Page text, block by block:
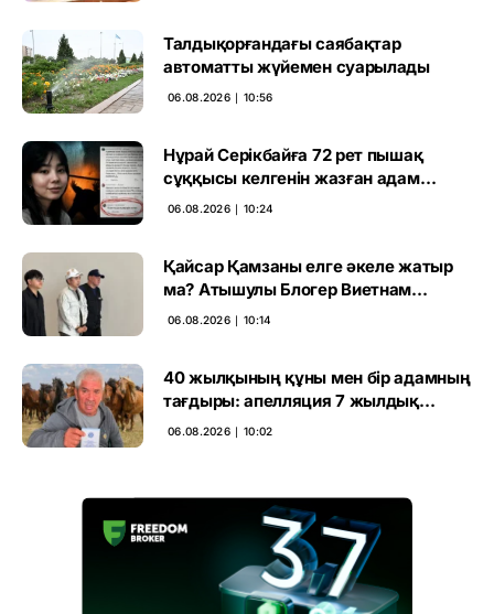
Талдықорғандағы саябақтар
автоматты жүйемен суарылады
06.08.2026 ∣ 10:56
Нұрай Серікбайға 72 рет пышақ
сұққысы келгенін жазған адам
ұсталды
06.08.2026 ∣ 10:24
Қайсар Қамзаны елге әкеле жатыр
ма? Атышулы Блогер Виетнам
әуежайында көзге түсті
06.08.2026 ∣ 10:14
40 жылқының құны мен бір адамның
тағдыры: апелляция 7 жылдық
үкімді бұзды
06.08.2026 ∣ 10:02